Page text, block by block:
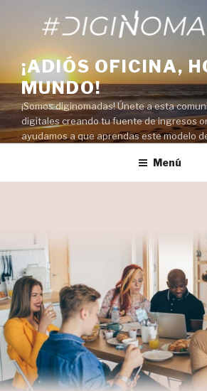
¡ADIÓS OFICINA,
MUNDO!
¡Somos diginomadas! Únete a esta
digitales creando tu fuente de ingresos
ayudamos a que aprendas este modelo
Menú